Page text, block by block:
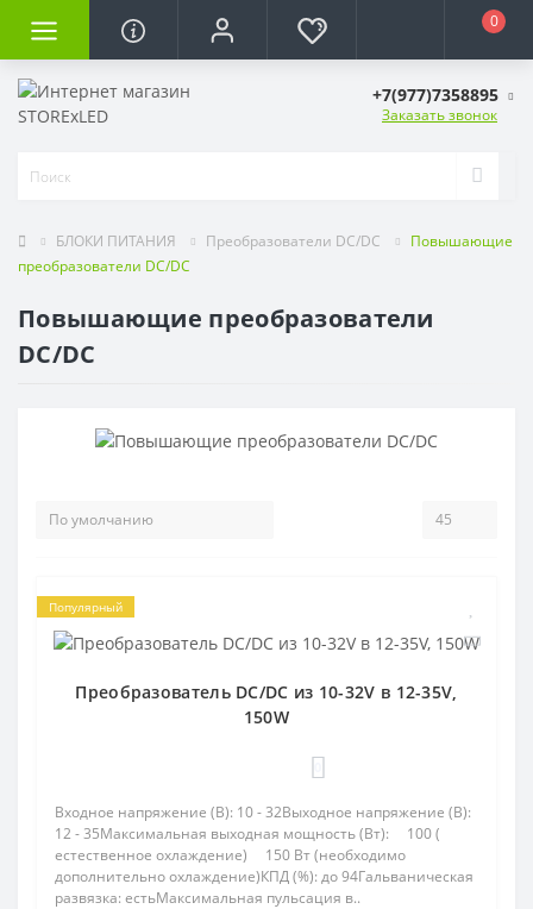
0
+7(977)7358895
Заказать звонок
БЛОКИ ПИТАНИЯ Преобразователи DC/DC
Повышающие
преобразователи DC/DC
Повышающие преобразователи
DC/DC
Популярный
Преобразователь DC/DC из 10-32V в 12-35V,
150W
Входное напряжение (В): 10 - 32Выходное напряжение (В):
12 - 35Максимальная выходная мощность (Вт): 100 (
естественное охлаждение) 150 Вт (необходимо
дополнительно охлаждение)КПД (%): до 94Гальваническая
развязка: естьМаксимальная пульсация в..